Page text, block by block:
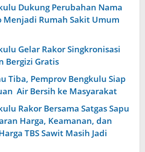
Dukung Perubahan Nama
Menjadi Rumah Sakit Umum
Gelar Rakor Singkronisasi
Bergizi Gratis
Tiba, Pemprov Bengkulu Siap
Air Bersih ke Masyarakat
Rakor Bersama Satgas Sapu
Harga, Keamanan, dan
TBS Sawit Masih Jadi